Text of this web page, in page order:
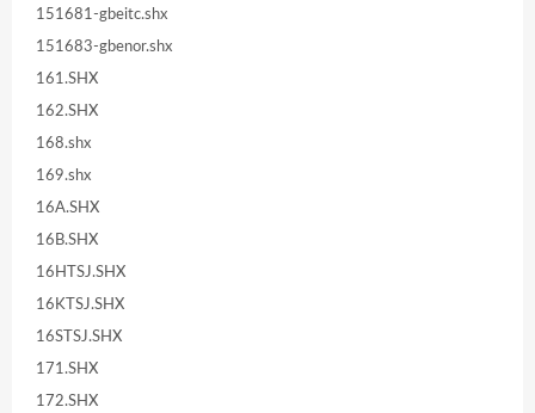
151681-gbeitc.shx
151683-gbenor.shx
161.SHX
162.SHX
168.shx
169.shx
16A.SHX
16B.SHX
16HTSJ.SHX
16KTSJ.SHX
16STSJ.SHX
171.SHX
172.SHX